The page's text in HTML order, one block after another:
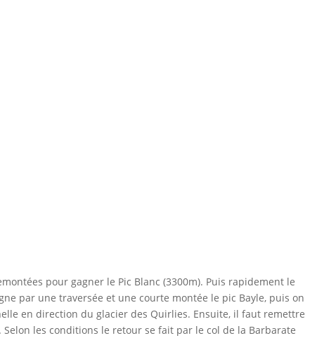
pour gagner le Pic Blanc (3300m). Puis rapidement le
par une traversée et une courte montée le pic Bayle, puis on
en direction du glacier des Quirlies. Ensuite, il faut remettre
les conditions le retour se fait par le col de la Barbarate